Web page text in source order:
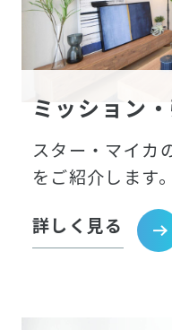
ミッション
スター・マイカ
をご紹介します。
詳しく見る